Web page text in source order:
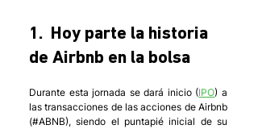
1.  Hoy parte la historia
de Airbnb en la bolsa
Durante esta jornada se dará inicio (IPO) a
las transacciones de las acciones de Airbnb
(#ABNB), siendo el puntapié inicial de su